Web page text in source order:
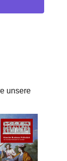
unsere